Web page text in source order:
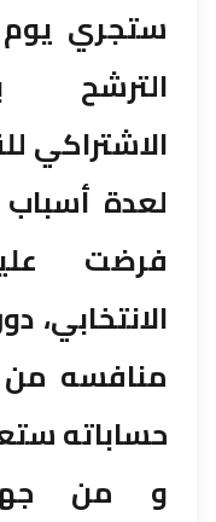
الترشح
الاشتراكي
لعدة
فرضت
الانتخابي،
منافسه
حساباته
و من